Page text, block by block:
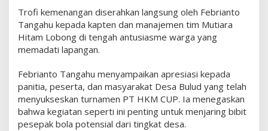
n
a
l
P
H
K
M
C
U
Trofi kemenangan diserahkan langsung oleh Febrianto
Tangahu kepada kapten dan manajemen tim Mutiara
Hitam Lobong di tengah antusiasme warga yang
memadati lapangan.
Febrianto Tangahu menyampaikan apresiasi kepada
panitia, peserta, dan masyarakat Desa Bulud yang telah
menyukseskan turnamen PT HKM CUP. Ia menegaskan
bahwa kegiatan seperti ini penting untuk menjaring bibit
pesepak bola potensial dari tingkat desa.